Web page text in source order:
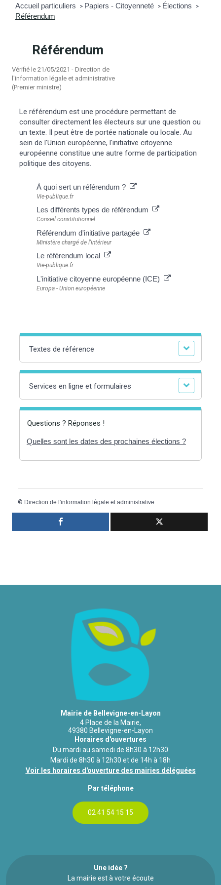
municipaux
sur la commune
d’urbanisme
voirie, arrêté de circulation et
domaine public
à la commune
Accueil particuliers > Papiers - Citoyenneté > Élections >
Référendum
Référendum
Vérifié le 21/05/2021 - Direction de
l'information légale et administrative
(Premier ministre)
Le référendum est une procédure permettant de
consulter directement les électeurs sur une question ou
un texte. Il peut être de portée nationale ou locale. Au
sein de l'Union européenne, l'initiative citoyenne
européenne constitue une autre forme de participation
politique des citoyens.
À quoi sert un référendum ?
Vie-publique.fr
Les différents types de référendum
Conseil constitutionnel
Référendum d'initiative partagée
Ministère chargé de l'intérieur
Le référendum local
Vie-publique.fr
L'initiative citoyenne européenne (ICE)
Europa - Union européenne
Textes de référence
Services en ligne et formulaires
Questions ? Réponses !
Quelles sont les dates des prochaines élections ?
© Direction de l'information légale et administrative
Mairie de Bellevigne-en-Layon
4 Place de la Mairie,
49380 Bellevigne-en-Layon
Horaires d'ouvertures
Du mardi au samedi de 8h30 à 12h30
Mardi de 8h30 à 12h30 et de 14h à 18h
Voir les horaires d'ouverture des mairies déléguées
Par téléphone
02 41 54 15 15
Une idée ?
La mairie est à votre écoute